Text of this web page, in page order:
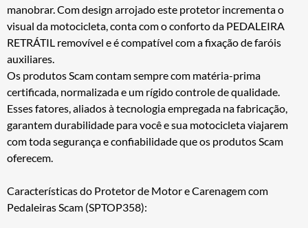
manobrar. Com design arrojado este protetor incrementa o
visual da motocicleta, conta com o conforto da PEDALEIRA
RETRÁTIL removível e é compatível com a fixação de faróis
auxiliares.
Os produtos Scam contam sempre com matéria-prima
certificada, normalizada e um rígido controle de qualidade.
Esses fatores, aliados à tecnologia empregada na fabricação,
garantem durabilidade para você e sua motocicleta viajarem
com toda segurança e confiabilidade que os produtos Scam
oferecem.
Características do Protetor de Motor e Carenagem com
Pedaleiras Scam (SPTOP358):